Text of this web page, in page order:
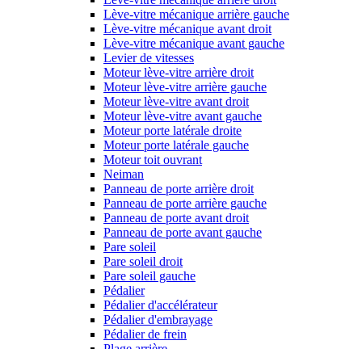
Lève-vitre mécanique arrière gauche
Lève-vitre mécanique avant droit
Lève-vitre mécanique avant gauche
Levier de vitesses
Moteur lève-vitre arrière droit
Moteur lève-vitre arrière gauche
Moteur lève-vitre avant droit
Moteur lève-vitre avant gauche
Moteur porte latérale droite
Moteur porte latérale gauche
Moteur toit ouvrant
Neiman
Panneau de porte arrière droit
Panneau de porte arrière gauche
Panneau de porte avant droit
Panneau de porte avant gauche
Pare soleil
Pare soleil droit
Pare soleil gauche
Pédalier
Pédalier d'accélérateur
Pédalier d'embrayage
Pédalier de frein